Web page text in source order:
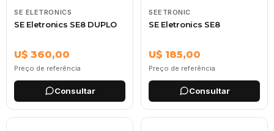
SE ELETRONICS
SE Eletronics SE8 DUPLO
U$ 360,00
Preço de referência
Consultar
SEETRONIC
SE Eletronics SE8
U$ 185,00
Preço de referência
Consultar